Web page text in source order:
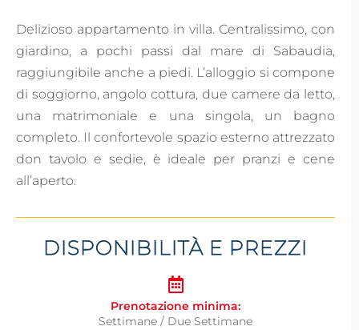
Delizioso appartamento in villa. Centralissimo, con
giardino, a pochi passi dal mare di Sabaudia,
raggiungibile anche a piedi. L’alloggio si compone
di soggiorno, angolo cottura, due camere da letto,
una matrimoniale e una singola, un bagno
completo. Il confortevole spazio esterno attrezzato
don tavolo e sedie, è ideale per pranzi e cene
all’aperto.
DISPONIBILITÀ E PREZZI
Prenotazione minima:
Settimane / Due Settimane